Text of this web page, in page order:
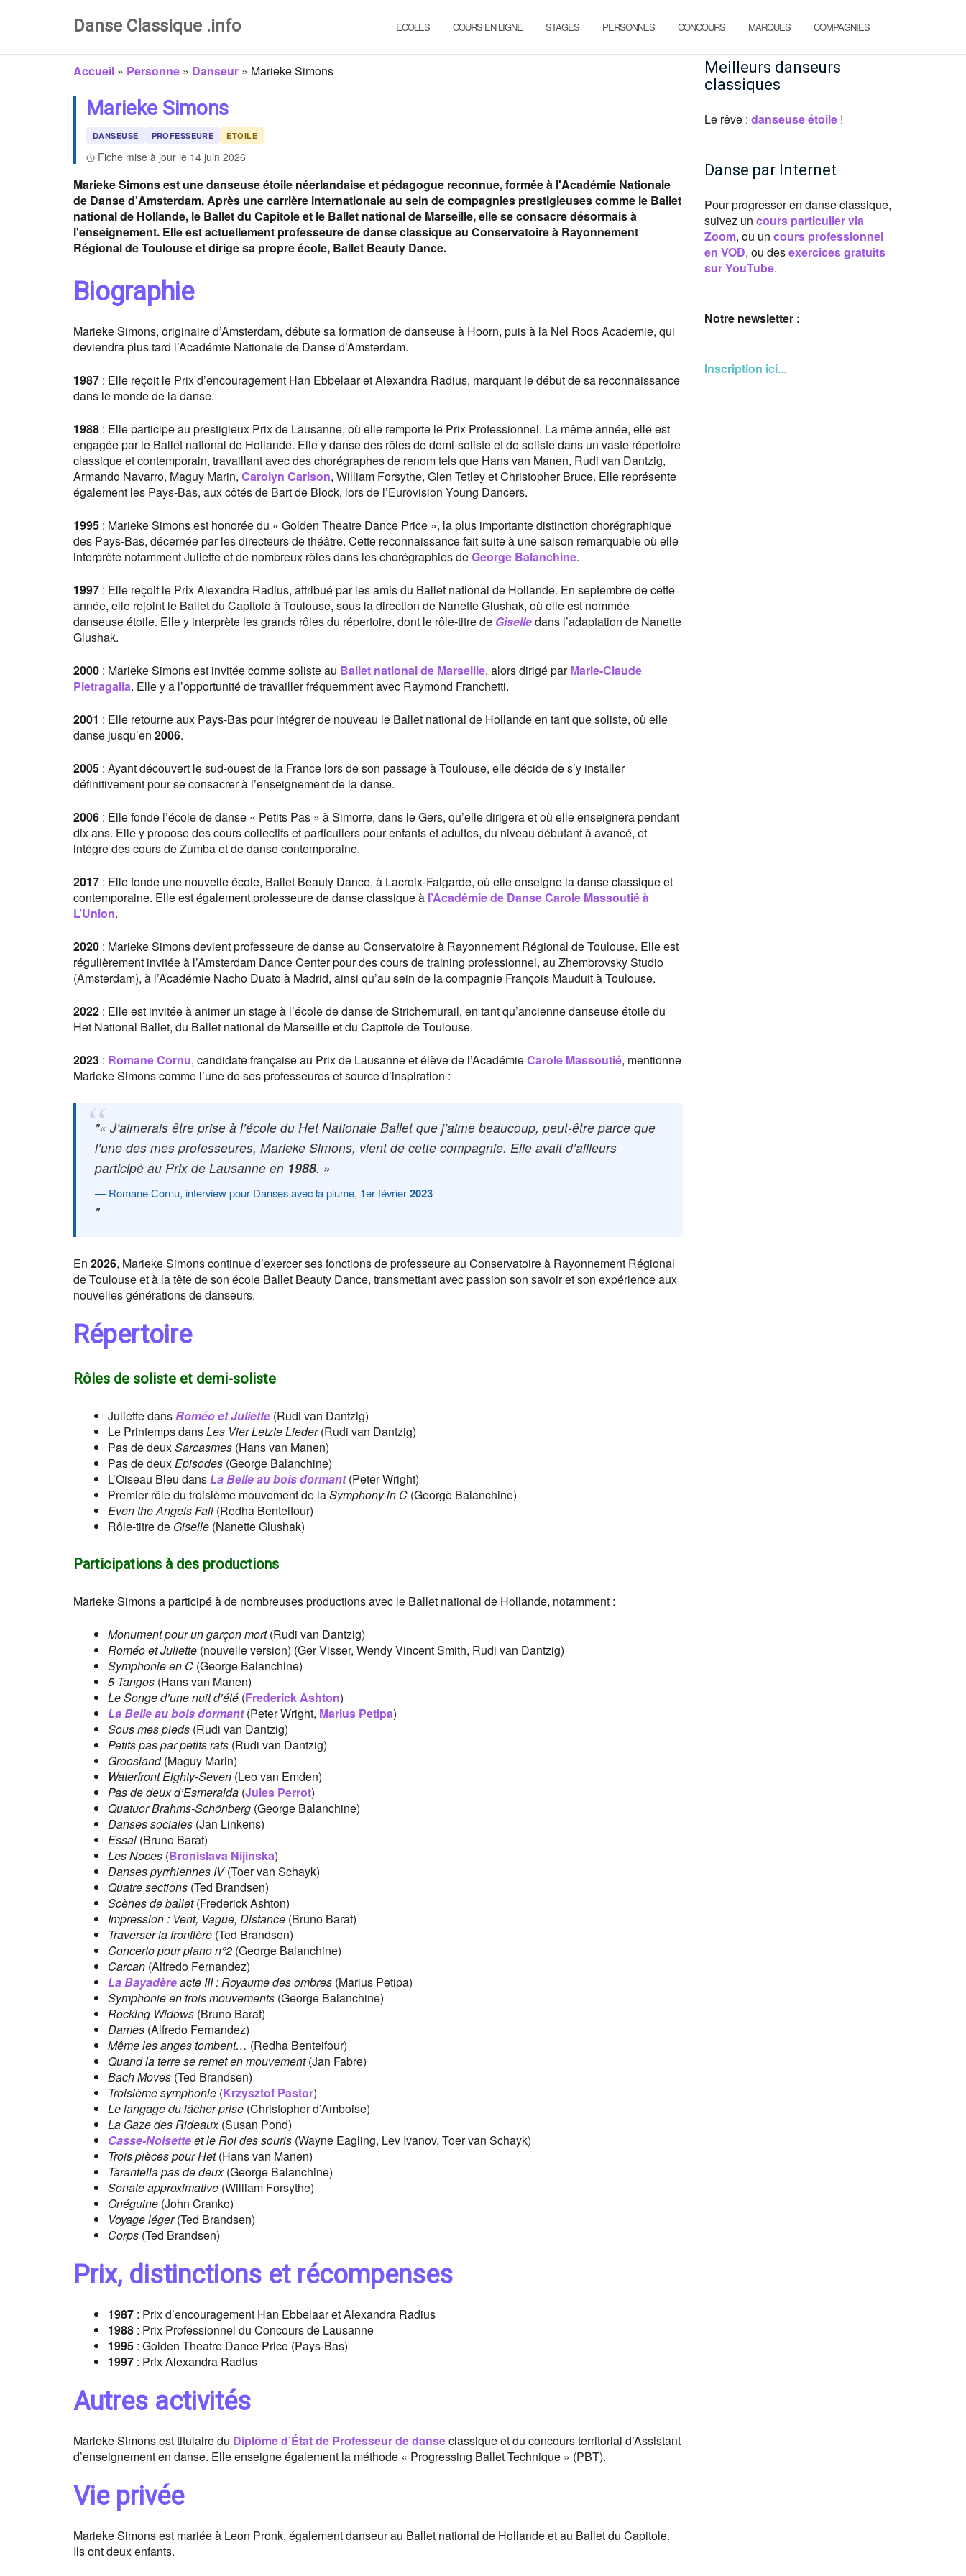
Danse Classique .info ECOLES COURS EN LIGNE STAGES PERSONNES CONCOURS MARQUES COMPAGNIES
Accueil » Personne » Danseur » Marieke Simons
Marieke Simons
DANSEUSE PROFESSEURE ETOILE
Fiche mise à jour le 14 juin 2026
Marieke Simons est une danseuse étoile néerlandaise et pédagogue reconnue, formée à l'Académie Nationale
de Danse d'Amsterdam. Après une carrière internationale au sein de compagnies prestigieuses comme le Ballet
national de Hollande, le Ballet du Capitole et le Ballet national de Marseille, elle se consacre désormais à
l'enseignement. Elle est actuellement professeure de danse classique au Conservatoire à Rayonnement
Régional de Toulouse et dirige sa propre école, Ballet Beauty Dance.
Biographie
Marieke Simons, originaire d’Amsterdam, débute sa formation de danseuse à Hoorn, puis à la Nel Roos Academie, qui
deviendra plus tard l’Académie Nationale de Danse d’Amsterdam.
1987 : Elle reçoit le Prix d’encouragement Han Ebbelaar et Alexandra Radius, marquant le début de sa reconnaissance
dans le monde de la danse.
1988 : Elle participe au prestigieux Prix de Lausanne, où elle remporte le Prix Professionnel. La même année, elle est
engagée par le Ballet national de Hollande. Elle y danse des rôles de demi-soliste et de soliste dans un vaste répertoire
classique et contemporain, travaillant avec des chorégraphes de renom tels que Hans van Manen, Rudi van Dantzig,
Armando Navarro, Maguy Marin, Carolyn Carlson, William Forsythe, Glen Tetley et Christopher Bruce. Elle représente
également les Pays-Bas, aux côtés de Bart de Block, lors de l’Eurovision Young Dancers.
1995 : Marieke Simons est honorée du « Golden Theatre Dance Price », la plus importante distinction chorégraphique
des Pays-Bas, décernée par les directeurs de théâtre. Cette reconnaissance fait suite à une saison remarquable où elle
interprète notamment Juliette et de nombreux rôles dans les chorégraphies deGeorge Balanchine.
1997 : Elle reçoit le Prix Alexandra Radius, attribué par les amis du Ballet national de Hollande. En septembre de cette
année, elle rejoint le Ballet du Capitole à Toulouse, sous la direction de Nanette Glushak, où elle est nommée
danseuse étoile. Elle y interprète les grands rôles du répertoire, dont le rôle-titre de Giselledans l’adaptation de Nanette
Glushak.
2000 : Marieke Simons est invitée comme soliste au Ballet national de Marseille, alors dirigé parMarie-Claude
Pietragalla. Elle y a l’opportunité de travailler fréquemment avec Raymond Franchetti.
2001 : Elle retourne aux Pays-Bas pour intégrer de nouveau le Ballet national de Hollande en tant que soliste, où elle
danse jusqu’en 2006.
2005 : Ayant découvert le sud-ouest de la France lors de son passage à Toulouse, elle décide de s’y installer
définitivement pour se consacrer à l’enseignement de la danse.
2006 : Elle fonde l’école de danse « Petits Pas » à Simorre, dans le Gers, qu’elle dirigera et où elle enseignera pendant
dix ans. Elle y propose des cours collectifs et particuliers pour enfants et adultes, du niveau débutant à avancé, et
intègre des cours de Zumba et de danse contemporaine.
2017 : Elle fonde une nouvelle école, Ballet Beauty Dance, à Lacroix-Falgarde, où elle enseigne la danse classique et
contemporaine. Elle est également professeure de danse classique à l’Académie de Danse Carole Massoutié à
L’Union.
2020 : Marieke Simons devient professeure de danse au Conservatoire à Rayonnement Régional de Toulouse. Elle est
régulièrement invitée à l’Amsterdam Dance Center pour des cours de training professionnel, au Zhembrovsky Studio
(Amsterdam), à l’Académie Nacho Duato à Madrid, ainsi qu’au sein de la compagnie François Mauduit à Toulouse.
2022 : Elle est invitée à animer un stage à l’école de danse de Strichemurail, en tant qu’ancienne danseuse étoile du
Het National Ballet, du Ballet national de Marseille et du Capitole de Toulouse.
2023 : Romane Cornu, candidate française au Prix de Lausanne et élève de l’AcadémieCarole Massoutié, mentionne
Marieke Simons comme l’une de ses professeures et source d’inspiration :
« J’aimerais être prise à l’école du Het Nationale Ballet que j’aime beaucoup, peut-être parce que
l’une des mes professeures, Marieke Simons, vient de cette compagnie. Elle avait d’ailleurs
participé au Prix de Lausanne en 1988. »
Romane Cornu, interview pour Danses avec la plume, 1er février2023
En 2026, Marieke Simons continue d’exercer ses fonctions de professeure au Conservatoire à Rayonnement Régional
de Toulouse et à la tête de son école Ballet Beauty Dance, transmettant avec passion son savoir et son expérience aux
nouvelles générations de danseurs.
Répertoire
Rôles de soliste et demi-soliste
Juliette dansRoméo et Juliette (Rudi van Dantzig)
Le Printemps dansLes Vier Letzte Lieder(Rudi van Dantzig)
Pas de deuxSarcasmes (Hans van Manen)
Pas de deuxEpisodes (George Balanchine)
L’Oiseau Bleu dansLa Belle au bois dormant(Peter Wright)
Premier rôle du troisième mouvement de laSymphony in C (George Balanchine)
Even the Angels Fall (Redha Benteifour)
Rôle-titre de Giselle (Nanette Glushak)
Participations à des productions
Marieke Simons a participé à de nombreuses productions avec le Ballet national de Hollande, notamment :
Monument pour un garçon mort(Rudi van Dantzig)
Roméo et Juliette (nouvelle version) (Ger Visser, Wendy Vincent Smith, Rudi van Dantzig)
Symphonie en C (George Balanchine)
5 Tangos (Hans van Manen)
Le Songe d’une nuit d’été (Frederick Ashton)
La Belle au bois dormant(Peter Wright, Marius Petipa)
Sous mes pieds (Rudi van Dantzig)
Petits pas par petits rats (Rudi van Dantzig)
Groosland(Maguy Marin)
Waterfront Eighty-Seven (Leo van Emden)
Pas de deux d’Esmeralda (Jules Perrot)
Quatuor Brahms-Schönberg (George Balanchine)
Danses sociales (Jan Linkens)
Essai (Bruno Barat)
Les Noces (Bronislava Nijinska)
Danses pyrrhiennes IV(Toer van Schayk)
Quatre sections (Ted Brandsen)
Scènes de ballet(Frederick Ashton)
Impression : Vent, Vague, Distance (Bruno Barat)
Traverser la frontière (Ted Brandsen)
Concerto pour piano n°2 (George Balanchine)
Carcan (Alfredo Fernandez)
La Bayadèreacte III : Royaume des ombres (Marius Petipa)
Symphonie en trois mouvements (George Balanchine)
Rocking Widows (Bruno Barat)
Dames (Alfredo Fernandez)
Même les anges tombent… (Redha Benteifour)
Quand la terre se remet en mouvement(Jan Fabre)
Bach Moves (Ted Brandsen)
Troisième symphonie (Krzysztof Pastor)
Le langage du lâcher-prise (Christopher d’Amboise)
La Gaze des Rideaux(Susan Pond)
Casse-Noisetteet le Roi des souris (Wayne Eagling, Lev Ivanov, Toer van Schayk)
Trois pièces pour Het(Hans van Manen)
Tarantella pas de deux(George Balanchine)
Sonate approximative (William Forsythe)
Onéguine (John Cranko)
Voyage léger(Ted Brandsen)
Corps (Ted Brandsen)
Prix, distinctions et récompenses
1987 : Prix d’encouragement Han Ebbelaar et Alexandra Radius
1988 : Prix Professionnel du Concours de Lausanne
1995 : Golden Theatre Dance Price (Pays-Bas)
1997 : Prix Alexandra Radius
Autres activités
Marieke Simons est titulaire du Diplôme d’État de Professeur de danseclassique et du concours territorial d’Assistant
d’enseignement en danse. Elle enseigne également la méthode « Progressing Ballet Technique » (PBT).
Vie privée
Marieke Simons est mariée à Leon Pronk, également danseur au Ballet national de Hollande et au Ballet du Capitole.
Ils ont deux enfants.
Meilleurs danseurs
classiques
Le rêve : danseuse étoile!
Danse par Internet
Pour progresser en danse classique,
suivez un cours particulier via
Zoom, ou un cours professionnel
en VOD, ou desexercices gratuits
sur YouTube.
Notre newsletter :
Inscription ici...